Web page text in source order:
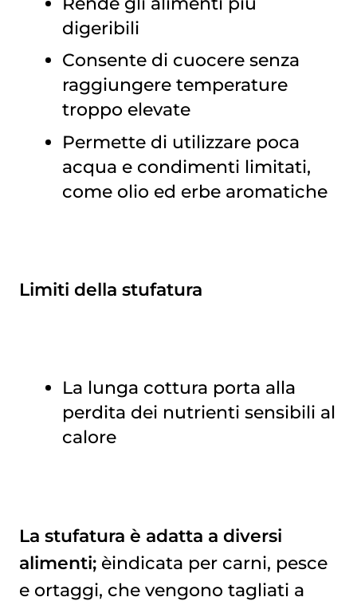
digeribili
Consente di cuocere senza
raggiungere temperature
troppo elevate
Permette di utilizzare poca
acqua e condimenti limitati,
come olio ed erbe aromatiche
Limiti della stufatura
La lunga cottura porta alla
perdita dei nutrienti sensibili al
calore
La stufatura è adatta a diversi
alimenti; èindicata per carni, pesce
e ortaggi, che vengono tagliati a